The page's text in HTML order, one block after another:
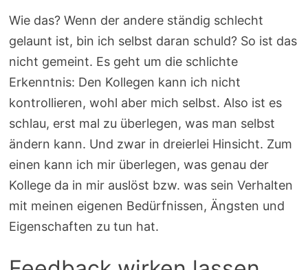
Wie das? Wenn der andere ständig schlecht
gelaunt ist, bin ich selbst daran schuld? So ist das
nicht gemeint. Es geht um die schlichte
Erkenntnis: Den Kollegen kann ich nicht
kontrollieren, wohl aber mich selbst. Also ist es
schlau, erst mal zu überlegen, was man selbst
ändern kann. Und zwar in dreierlei Hinsicht. Zum
einen kann ich mir überlegen, was genau der
Kollege da in mir auslöst bzw. was sein Verhalten
mit meinen eigenen Bedürfnissen, Ängsten und
Eigenschaften zu tun hat.